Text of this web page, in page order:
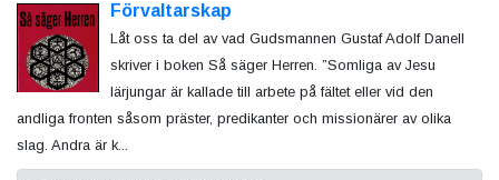
Förvaltarskap
Låt oss ta del av vad Gudsmannen Gustaf Adolf Danell
skriver i boken Så säger Herren. ”Somliga av Jesu
lärjungar är kallade till arbete på fältet eller vid den
andliga fronten såsom präster, predikanter och missionärer av olika
slag. Andra är k...